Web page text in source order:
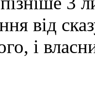
від
і